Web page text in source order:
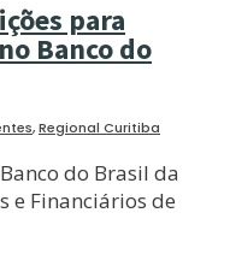
para
Banco do
,Regional Curitiba
do Brasil da
e Financiários de